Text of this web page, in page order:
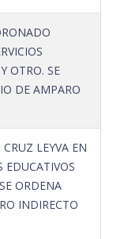
OTRO. SE
DE AMPARO
CRUZ LEYVA EN
EDUCATIVOS
ORDENA
INDIRECTO